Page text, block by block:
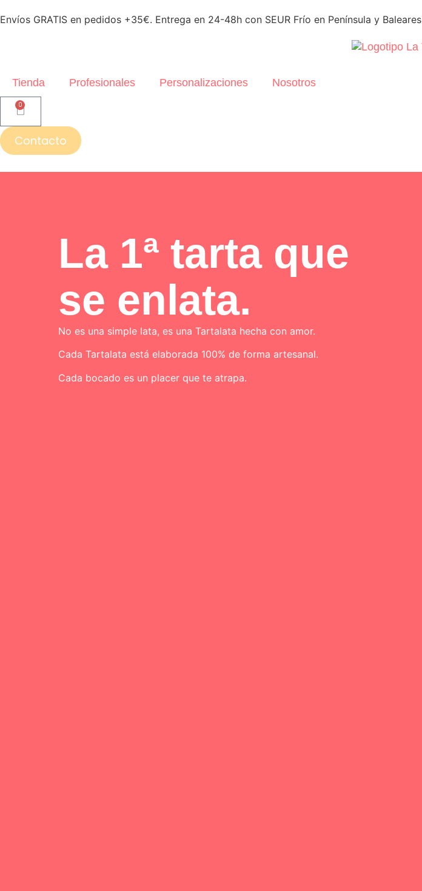
Envíos GRATIS en pedidos +35€. Entrega en 24-48h con SEUR Frío en Península y Baleares
Tienda Profesionales Personalizaciones Nosotros
0
Contacto
La 1ª tarta que
se enlata.
No es una simple lata, es una Tartalata hecha con amor.
Cada Tartalata está elaborada 100% de forma artesanal.
Cada bocado es un placer que te atrapa.